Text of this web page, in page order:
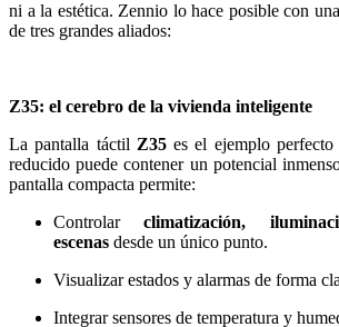
ni a la estética. Zennio lo hace posible con
de tres grandes aliados:
Z35: el cerebro de la vivienda inteligente
La pantalla táctil Z35es el ejemplo
reducido puede contener un potencial
pantalla compacta permite:
Controlarclimatización,
escenas desde un único punto.
Visualizar estados y alarmas de forma
Integrar sensores de temperatura y